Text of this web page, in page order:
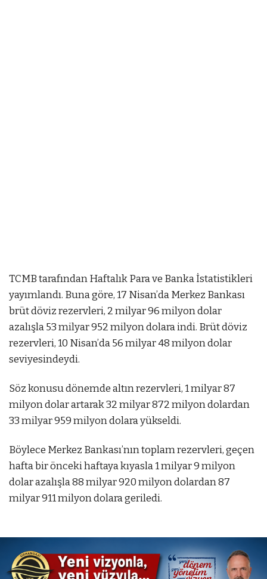
TCMB tarafından Haftalık Para ve Banka İstatistikleri
yayımlandı. Buna göre, 17 Nisan’da Merkez Bankası
brüt döviz rezervleri, 2 milyar 96 milyon dolar
azalışla 53 milyar 952 milyon dolara indi. Brüt döviz
rezervleri, 10 Nisan’da 56 milyar 48 milyon dolar
seviyesindeydi.
mostbetmostbet azmostbet az
Söz konusu dönemde altın rezervleri, 1 milyar 87
milyon dolar artarak 32 milyar 872 milyon dolardan
33 milyar 959 milyon dolara yükseldi.
Böylece Merkez Bankası’nın toplam rezervleri, geçen
hafta bir önceki haftaya kıyasla 1 milyar 9 milyon
dolar azalışla 88 milyar 920 milyon dolardan 87
milyar 911 milyon dolara geriledi.